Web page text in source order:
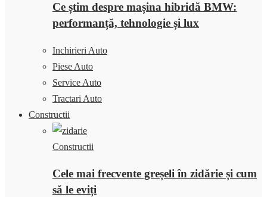
Ce știm despre mașina hibridă BMW:
performanță, tehnologie și lux
Inchirieri Auto
Piese Auto
Service Auto
Tractari Auto
Constructii
Constructii
Cele mai frecvente greșeli în zidărie și cum
să le eviți